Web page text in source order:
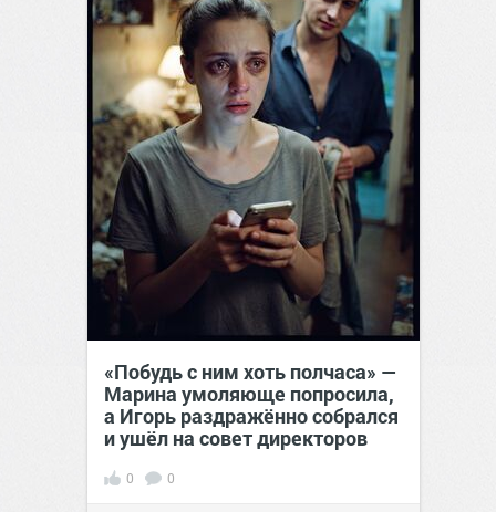
«Побудь с ним хоть полчаса» —
Марина умоляюще попросила,
а Игорь раздражённо собрался
и ушёл на совет директоров
0 0